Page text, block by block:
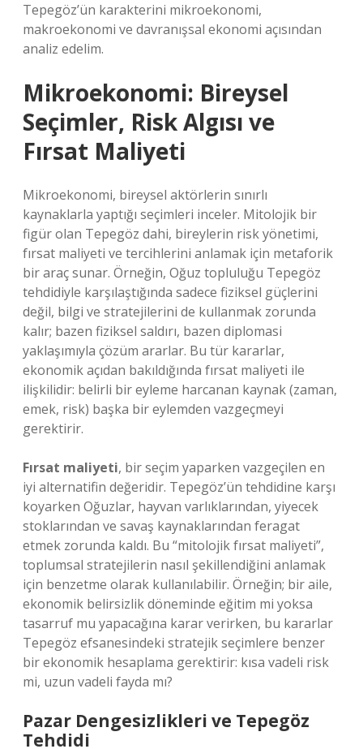
Tepegöz’ün karakterini mikroekonomi,
makroekonomi ve davranışsal ekonomi açısından
analiz edelim.
Mikroekonomi: Bireysel
Seçimler, Risk Algısı ve
Fırsat Maliyeti
Mikroekonomi, bireysel aktörlerin sınırlı
kaynaklarla yaptığı seçimleri inceler. Mitolojik bir
figür olan Tepegöz dahi, bireylerin risk yönetimi,
fırsat maliyeti ve tercihlerini anlamak için metaforik
bir araç sunar. Örneğin, Oğuz topluluğu Tepegöz
tehdidiyle karşılaştığında sadece fiziksel güçlerini
değil, bilgi ve stratejilerini de kullanmak zorunda
kalır; bazen fiziksel saldırı, bazen diplomasi
yaklaşımıyla çözüm ararlar. Bu tür kararlar,
ekonomik açıdan bakıldığında fırsat maliyeti ile
ilişkilidir: belirli bir eyleme harcanan kaynak (zaman,
emek, risk) başka bir eylemden vazgeçmeyi
gerektirir.
Fırsat maliyeti, bir seçim yaparken vazgeçilen en
iyi alternatifin değeridir. Tepegöz’ün tehdidine karşı
koyarken Oğuzlar, hayvan varlıklarından, yiyecek
stoklarından ve savaş kaynaklarından feragat
etmek zorunda kaldı. Bu “mitolojik fırsat maliyeti”,
toplumsal stratejilerin nasıl şekillendiğini anlamak
için benzetme olarak kullanılabilir. Örneğin; bir aile,
ekonomik belirsizlik döneminde eğitim mi yoksa
tasarruf mu yapacağına karar verirken, bu kararlar
Tepegöz efsanesindeki stratejik seçimlere benzer
bir ekonomik hesaplama gerektirir: kısa vadeli risk
mi, uzun vadeli fayda mı?
Pazar Dengesizlikleri ve Tepegöz
Tehdidi